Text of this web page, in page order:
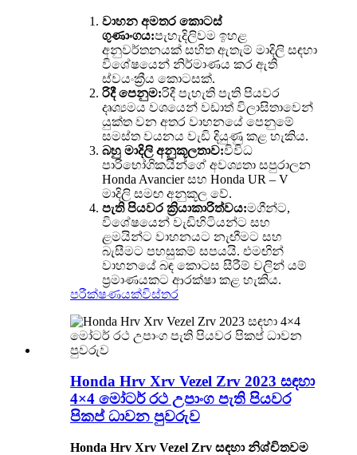
වාහන අමතර කොටස්
ගුණාංගය:පැහැදිලිවම ඉහළ
අනුවර්තනයක් සහිත ඇතැම් මාදිලි සඳහා
විශේෂයෙන් නිර්මාණය කර ඇති
ස්වයංක්‍රීය කොටසක්.
රිදී පෙනුම:රිදී පැහැති පැති පියවර
දෘශ්‍යමය වශයෙන් වඩාත් විලාසිතාවෙන්
යුක්ත වන අතර වාහනයේ පෙනුමේ
සමස්ත වයනය වැඩි දියුණු කළ හැකිය.
බහු මාදිලි අනුකූලතාව:විවිධ
පාරිභෝගිකයින්ගේ අවශ්‍යතා සපුරාලන
Honda Avancier සහ Honda UR – V
මාදිලි සමඟ අනුකූල වේ.
පැති පියවර ක්‍රියාකාරිත්වය:මගීන්ට,
විශේෂයෙන් වැඩිහිටියන්ට සහ
ළමයින්ට වාහනයට නැඟීමට සහ
බැසීමට පහසුකම් සපයයි. එමඟින්
වාහනයේ බඳ කොටස සීරීම් වලින් යම්
ප්‍රමාණයකට ආරක්ෂා කළ හැකිය.
පරීක්ෂණයක්විස්තර
Honda Hrv Xrv Vezel Zrv 2023 සඳහා
4×4 මෝටර් රථ උපාංග පැති පියවර
පිකප් ධාවන පුවරුව
Honda Hrv Xrv Vezel Zrv සඳහා නිශ්චිතවම